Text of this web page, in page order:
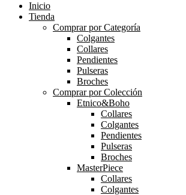
Inicio
Tienda
Comprar por Categoría
Colgantes
Collares
Pendientes
Pulseras
Broches
Comprar por Colección
Etnico&Boho
Collares
Colgantes
Pendientes
Pulseras
Broches
MasterPiece
Collares
Colgantes